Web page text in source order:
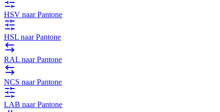
HSV naar Pantone
HSL naar Pantone
RAL naar Pantone
NCS naar Pantone
LAB naar Pantone